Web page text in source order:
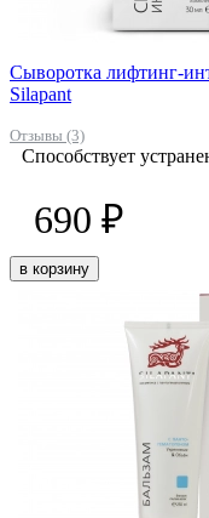
Сыворотка лифтинг-
Silapant
Отзывы (3)
Способствует
690 ₽
в корзину